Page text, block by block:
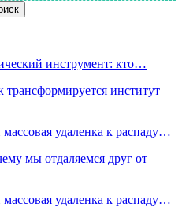
инструмент: кто…
институт
удаленка к распаду…
мы отдаляемся друг от
удаленка к распаду…